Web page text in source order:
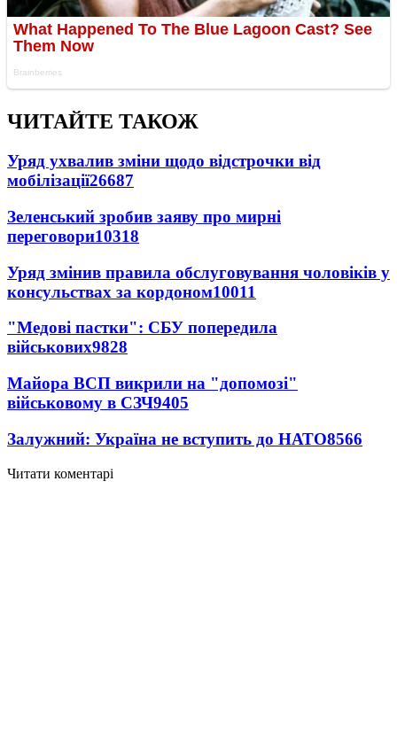
ЧИТАЙТЕ ТАКОЖ
Уряд ухвалив зміни щодо відстрочки від
мобілізації26687
Зеленський зробив заяву про мирні
переговори10318
Уряд змінив правила обслуговування чоловіків у
консульствах за кордоном10011
"Медові пастки": СБУ попередила
військових9828
Майора ВСП викрили на "допомозі"
військовому в СЗЧ9405
Залужний: Україна не вступить до НАТО8566
Читати коментарі